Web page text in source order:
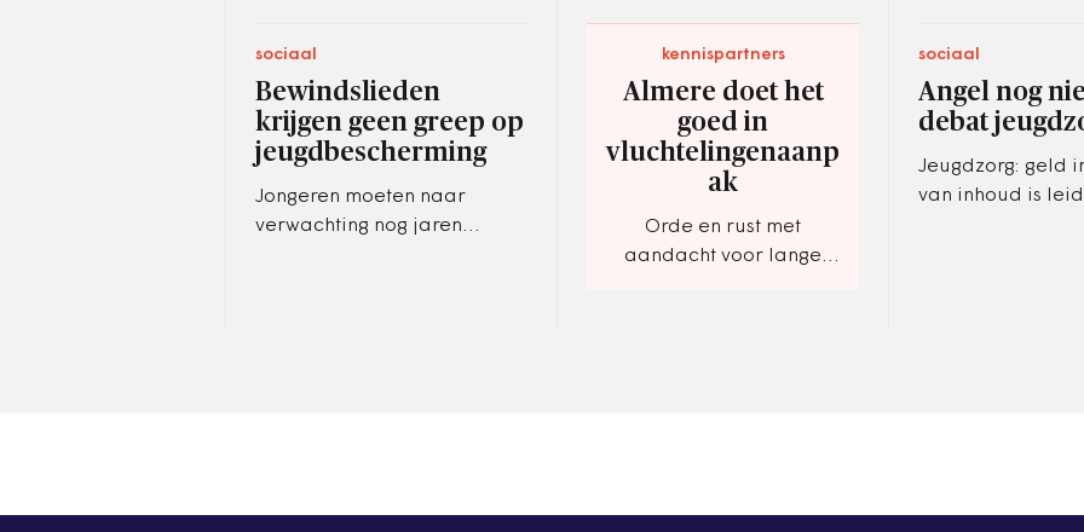
sociaal
Bewindslieden
krijgen geen greep op
jeugdbescherming
Jongeren moeten naar
verwachting nog jaren
kennispartners
Almere doet het
goed in
vluchtelingenaanp
ak
Orde en rust met
aandacht voor lange
sociaal
Angel nog
debat
Jeugdzorg: geld
van inhoud is